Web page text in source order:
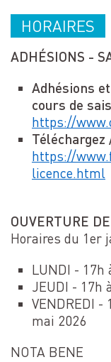
HORAIRES
ADHÉSIONS -
Adhésions
cours de
https://
https://
licence.html
OUVERTURE
Horaires du 1er
LUNDI - 17h
JEUDI - 17h
VENDREDI -
mai 2026
NOTA BENE